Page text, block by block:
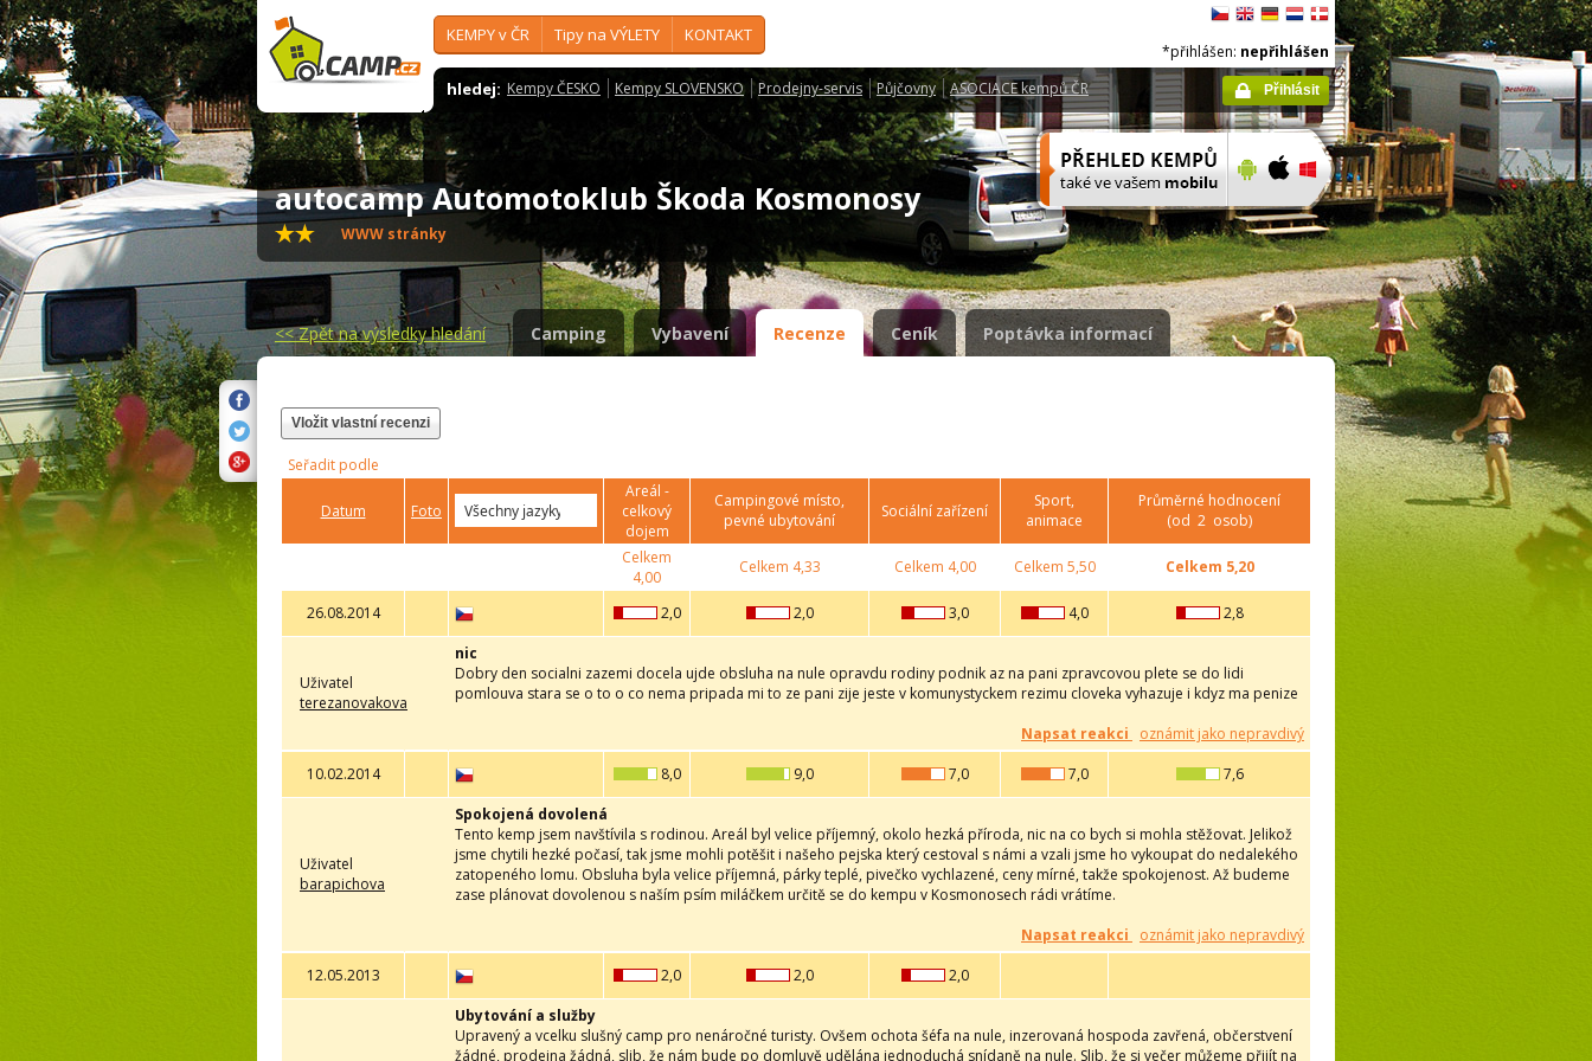
KEMPY v ČR Tipy na VÝLETY KONTAKT
hledej: Kempy ČESKO Kempy SLOVENSKO Prodejny-servis Půjčovny ASOCIACE kempů ČR
*přihlášen: nepřihlášen
Přihlásit
autocamp Automotoklub Škoda Kosmonosy
WWW stránky
<<Zpět na výsledky hledání Camping Vybavení Recenze Ceník Poptávka informací
Vložit vlastní recenzi
Seřadit podle
Datum Foto
Areál -
celkový
dojem
Campingové místo,
pevné ubytování
Sociální zařízení
Sport,
animace
Průměrné hodnocení
(od 2 osob)
Celkem
4,00
Celkem 4,33 Celkem 4,00 Celkem 5,50 Celkem 5,20
26.08.2014 2,0 2,0 3,0 4,0 2,8
Uživatel
terezanovakova
nic
Dobry den socialni zazemi docela ujde obsluha na nule opravdu rodiny podnik az na pani zpravcovou plete se do lidi
pomlouva stara se o to o co nema pripada mi to ze pani zije jeste v komunystyckem rezimu cloveka vyhazuje i kdyz ma penize
Napsat reakci
oznámit jako nepravdivý
10.02.2014
8,0 9,0 7,0 7,0 7,6
Uživatel
barapichova
Spokojená dovolená
Tento kemp jsem navštívila s rodinou. Areál byl velice příjemný, okolo hezká příroda, nic na co bych si mohla stěžovat. Jelikož
jsme chytili hezké počasí, tak jsme mohli potěšit i našeho pejska který cestoval s námi a vzali jsme ho vykoupat do nedalekého
zatopeného lomu. Obsluha byla velice příjemná, párky teplé, pivečko vychlazené, ceny mírné, takže spokojenost. Až budeme
zase plánovat dovolenou s naším psím miláčkem určitě se do kempu v Kosmonosech rádi vrátíme.
Napsat reakci
oznámit jako nepravdivý
12.05.2013
2,0 2,0
2,0
Ubytování a služby
Upravený a vcelku slušný camp pro nenáročné turisty. Ovšem ochota šéfa na nule, inzerovaná hospoda zavřená, občerstvení
žádné, prodejna žádná, slib, že nám bude po domluvě udělána jednoduchá snídaně na nule. Slib, že si večer můžeme přijít na